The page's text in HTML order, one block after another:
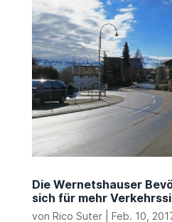
Die Wernetshauser
sich für mehr
von Rico Suter| Feb. 10,